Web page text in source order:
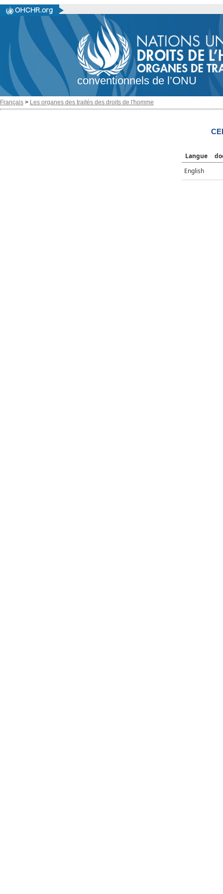
conventionnels de l’ONU
Français > Les organes des traités des droits de l'homme
Langue
English